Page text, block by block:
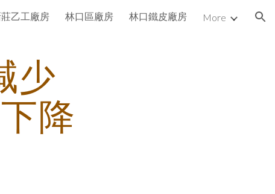
乙工廠房 林口區廠房 林口鐵皮廠房 More
少
降